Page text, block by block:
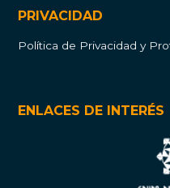
PRIVACIDAD
Política de Privacidad y
ENLACES DE INTERÉS